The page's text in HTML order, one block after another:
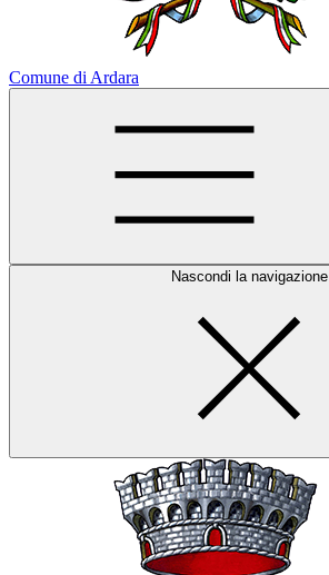
Comune di Ardara
Nascondi la navigazione